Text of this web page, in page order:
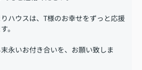
ハウスは、T様のお幸せをずっと応援
。
永いお付き合いを、お願い致しま